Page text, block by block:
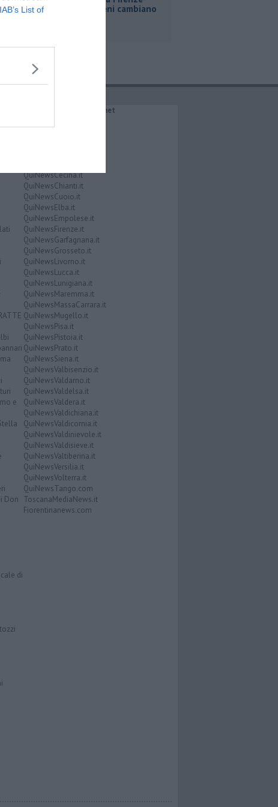
IAB’s List of
Roma, i treni cambiano
e
Don
di
IL NETWORK QuiNews.net
QuiNewsCecina.it
QuiNewsChianti.it
QuiNewsCuoio.it
QuiNewsElba.it
QuiNewsEmpolese.it
QuiNewsFirenze.it
QuiNewsGarfagnana.it
QuiNewsGrosseto.it
QuiNewsLivorno.it
QuiNewsLucca.it
QuiNewsLunigiana.it
QuiNewsMaremma.it
QuiNewsMassaCarrara.it
QuiNewsMugello.it
QuiNewsPisa.it
QuiNewsPistoia.it
QuiNewsPrato.it
QuiNewsSiena.it
QuiNewsValbisenzio.it
QuiNewsValdarno.it
QuiNewsValdelsa.it
QuiNewsValdera.it
QuiNewsValdichiana.it
QuiNewsValdicornia.it
QuiNewsValdinievole.it
QuiNewsValdisieve.it
QuiNewsValtiberina.it
QuiNewsVersilia.it
QuiNewsVolterra.it
QuiNewsTango.com
ToscanaMediaNews.it
Fiorentinanews.com